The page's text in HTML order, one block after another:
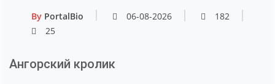
By PortalBio 06-08-2026
182
25
Ангорский кролик